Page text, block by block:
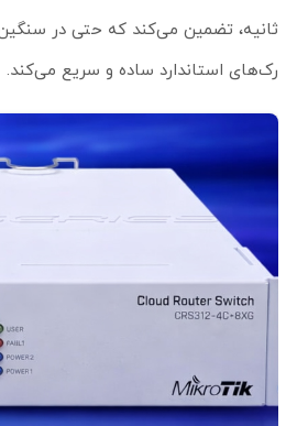
رک‌های استاندارد ساده و سریع می‌کند.